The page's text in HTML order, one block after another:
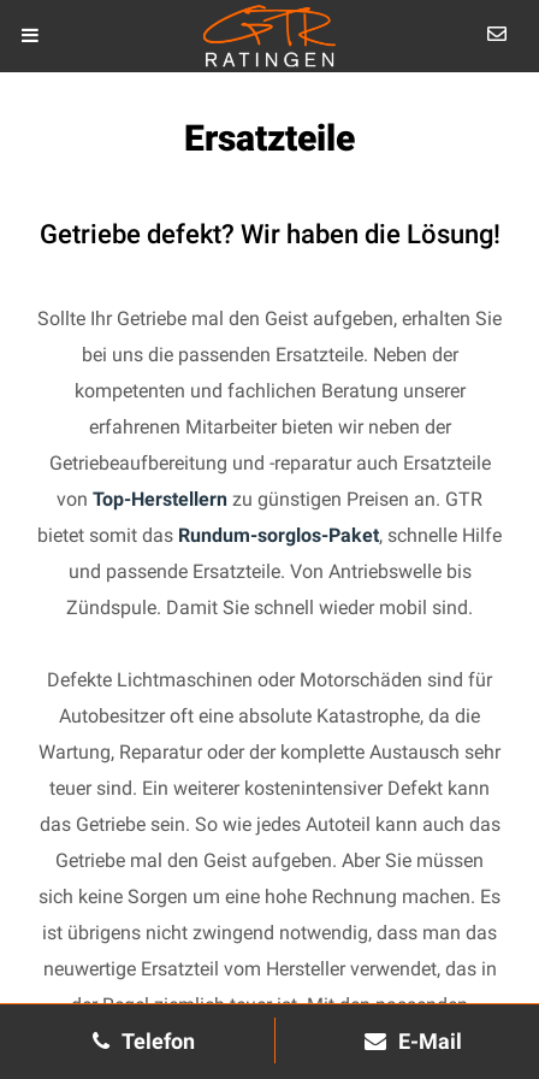
Telefon E-Mail
Ersatzteile
Getriebe defekt? Wir haben die Lösung!
Sollte Ihr Getriebe mal den Geist aufgeben, erhalten Sie
bei uns die passenden Ersatzteile. Neben der
kompetenten und fachlichen Beratung unserer
erfahrenen Mitarbeiter bieten wir neben der
Getriebeaufbereitung und -reparatur auch Ersatzteile
von Top-Herstellern zu günstigen Preisen an. GTR
bietet somit das Rundum-sorglos-Paket, schnelle Hilfe
und passende Ersatzteile. Von Antriebswelle bis
Zündspule. Damit Sie schnell wieder mobil sind.
Defekte Lichtmaschinen oder Motorschäden sind für
Autobesitzer oft eine absolute Katastrophe, da die
Wartung, Reparatur oder der komplette Austausch sehr
teuer sind. Ein weiterer kostenintensiver Defekt kann
das Getriebe sein. So wie jedes Autoteil kann auch das
Getriebe mal den Geist aufgeben. Aber Sie müssen
sich keine Sorgen um eine hohe Rechnung machen. Es
ist übrigens nicht zwingend notwendig, dass man das
neuwertige Ersatzteil vom Hersteller verwendet, das in
der Regel ziemlich teuer ist. Mit den passenden
Ersatzteilen kann jedes gebrauchte Getriebe schnell